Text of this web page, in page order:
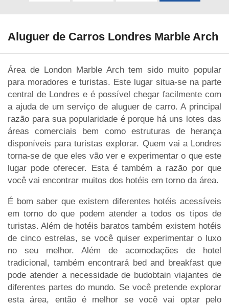
Aluguer de Carros Londres Marble Arch
Área de London Marble Arch tem sido muito popular
para moradores e turistas. Este lugar situa-se na parte
central de Londres e é possível chegar facilmente com
a ajuda de um serviço de aluguer de carro. A principal
razão para sua popularidade é porque há uns lotes das
áreas comerciais bem como estruturas de herança
disponíveis para turistas explorar. Quem vai a Londres
torna-se de que eles vão ver e experimentar o que este
lugar pode oferecer. Esta é também a razão por que
você vai encontrar muitos dos hotéis em torno da área.
É bom saber que existem diferentes hotéis acessíveis
em torno do que podem atender a todos os tipos de
turistas. Além de hotéis baratos também existem hotéis
de cinco estrelas, se você quiser experimentar o luxo
no seu melhor. Além de acomodações de hotel
tradicional, também encontrará bed and breakfast que
pode atender a necessidade de budobtain viajantes de
diferentes partes do mundo. Se você pretende explorar
esta área, então é melhor se você vai optar pelo